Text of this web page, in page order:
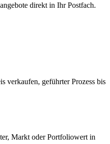
direkt in Ihr Postfach.
verkaufen, geführter Prozess bis
Markt oder Portfoliowert in